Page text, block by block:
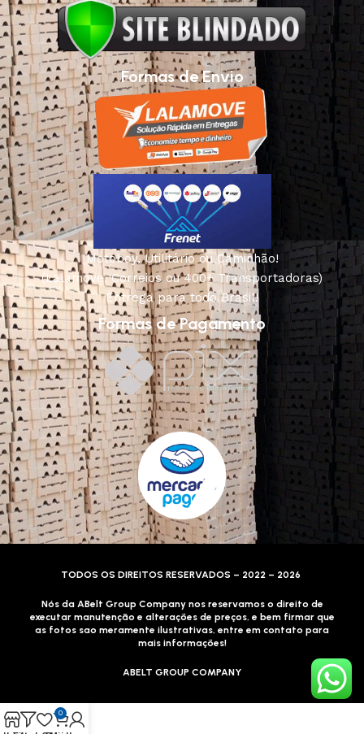
Formas de Envio
Motoboy, Utilitário ou Caminhão!
(Lalamove, Correios ou 400+ Transportadoras)
Entrega para todo Brasil!
Formas de Pagamento
TODOS OS DIREITOS RESERVADOS – 2022 – 2026
Nós da ABelt Group Company nos reservamos o direito de
executar manutenção e alterações de preços, e bem firmar que
as fotos sao meramente ilustrativas, entre em contato para
mais informações!
ABELT GROUP COMPANY
0